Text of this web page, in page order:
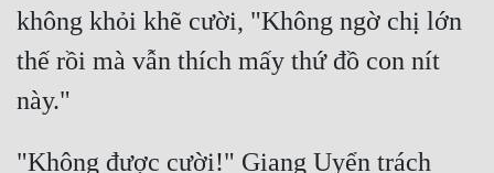
không khỏi khẽ cười, "Không ngờ chị lớn
thế rồi mà vẫn thích mấy thứ đồ con nít
"Không được cười!" Giang Uyển trách